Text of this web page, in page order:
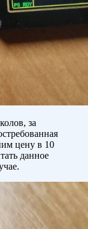
за
цену в 10
данное